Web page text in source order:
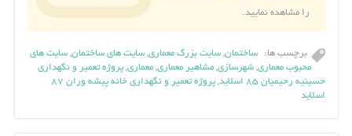
را مشاهده نمایید.
برچسب ها: ساختمان, سایت بزرگ معماری, سایت های ساختمان, سایت های
محبوب معماری, شهرسازی, مشاهیر معماری, معماری, پروژه تعمیر و نگهداری
حسینیه رحیمیان ۸۵ اسلاید
,
پروژه تعمیر و نگهداری خانه پیشه وران ۸۷
اسلاید